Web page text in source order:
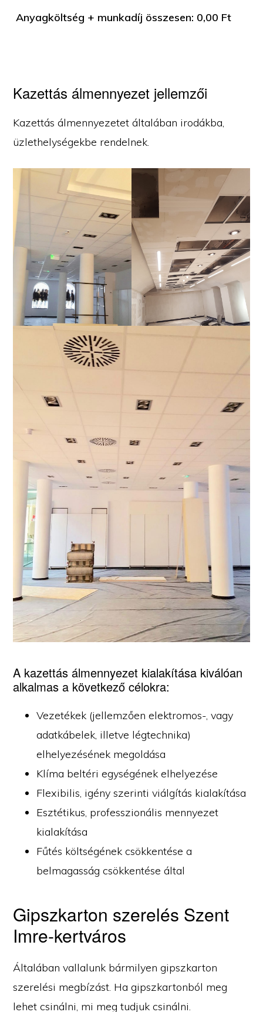
Anyagköltség + munkadíj összesen: 0,00 Ft
Kazettás álmennyezet jellemzői
Kazettás álmennyezetet általában irodákba,
üzlethelységekbe rendelnek.
A kazettás álmennyezet kialakítása kiválóan
alkalmas a következő célokra:
Vezetékek (jellemzően elektromos-, vagy
adatkábelek, illetve légtechnika)
elhelyezésének megoldása
Klíma beltéri egységének elhelyezése
Flexibilis, igény szerinti viálgítás kialakítása
Esztétikus, professzionális mennyezet
kialakítása
Fűtés költségének csökkentése a
belmagasság csökkentése által
Gipszkarton szerelés Szent
Imre-kertváros
Általában vallalunk bármilyen gipszkarton
szerelési megbízást. Ha gipszkartonból meg
lehet csinálni, mi meg tudjuk csinálni.